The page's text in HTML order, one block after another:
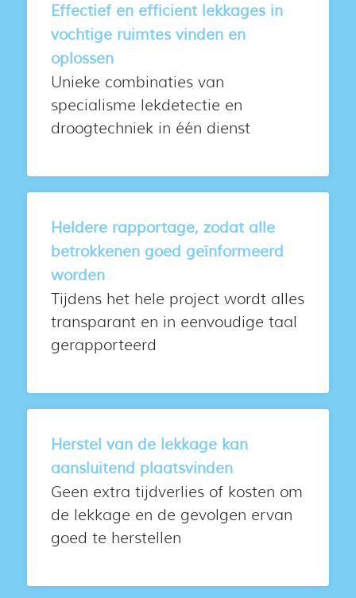
Effectief en efficient lekkages in
vochtige ruimtes vinden en
oplossen
Unieke combinaties van
specialisme lekdetectie en
droogtechniek in één dienst
Heldere rapportage, zodat alle
betrokkenen goed geïnformeerd
worden
Tijdens het hele project wordt alles
transparant en in eenvoudige taal
gerapporteerd
Herstel van de lekkage kan
aansluitend plaatsvinden
Geen extra tijdverlies of kosten om
de lekkage en de gevolgen ervan
goed te herstellen